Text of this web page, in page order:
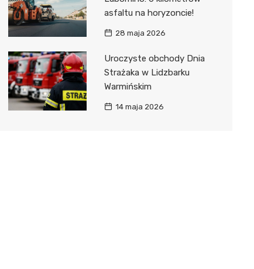
asfaltu na horyzoncie!
28 maja 2026
Uroczyste obchody Dnia
Strażaka w Lidzbarku
Warmińskim
14 maja 2026